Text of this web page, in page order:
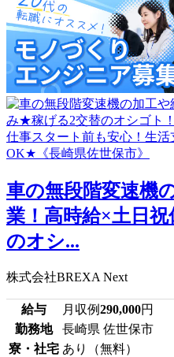
車の無段階変速機
業！高時給×土日
のオシ...
株式会社BREXA Next
給与 月収例290,000円
勤務地
長崎県 佐世保市
寮・社宅 あり（無料）